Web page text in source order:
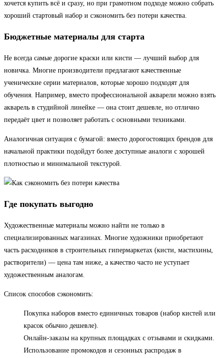
хочется купить всё и сразу, но при грамотном подходе можно собрать
хороший стартовый набор и сэкономить без потери качества.
Бюджетные материалы для старта
Не всегда самые дорогие краски или кисти — лучший выбор для
новичка. Многие производители предлагают качественные
ученические серии материалов, которые хорошо подходят для
обучения. Например, вместо профессиональной акварели можно взять
акварель в студийной линейке — она стоит дешевле, но отлично
передаёт цвет и позволяет работать с основными техниками.
Аналогичная ситуация с бумагой: вместо дорогостоящих брендов для
начальной практики подойдут более доступные аналоги с хорошей
плотностью и минимальной текстурой.
Где покупать выгодно
Художественные материалы можно найти не только в
специализированных магазинах. Многие художники приобретают
часть расходников в строительных гипермаркетах (кисти, мастихины,
растворители) — цена там ниже, а качество часто не уступает
художественным аналогам.
Список способов сэкономить:
Покупка наборов вместо единичных товаров (набор кистей или
красок обычно дешевле).
Онлайн-заказы на крупных площадках с отзывами и скидками.
Использование промокодов и сезонных распродаж в